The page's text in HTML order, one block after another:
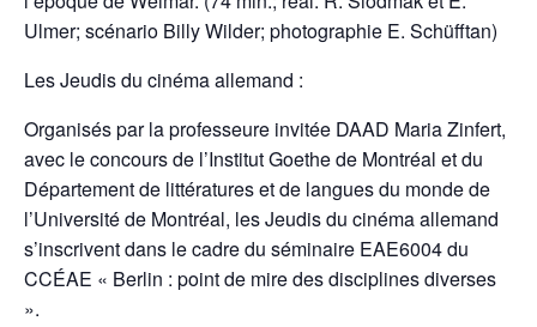
Ulmer; scénario Billy Wilder; photographie E. Schüfftan)
Les Jeudis du cinéma allemand :
Organisés par la professeure invitée DAAD Maria Zinfert,
avec le concours de l’Institut Goethe de Montréal et du
Département de littératures et de langues du monde de
l’Université de Montréal, les Jeudis du cinéma allemand
s’inscrivent dans le cadre du séminaire EAE6004 du
CCÉAE « Berlin : point de mire des disciplines diverses
».